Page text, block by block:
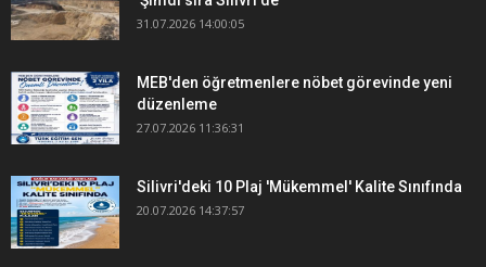
31.07.2026 14:00:05
MEB'den öğretmenlere nöbet görevinde yeni
düzenleme
27.07.2026 11:36:31
Silivri'deki 10 Plaj 'Mükemmel' Kalite Sınıfında
20.07.2026 14:37:57